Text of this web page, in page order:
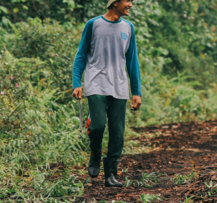
FORLIANCE unterstützte Sport-Thieme bei
Sumatra Merang Peatland Restoration
im indonesischen Merang, schützt eines der
bekämpft die Degradierung durch illegale
Wiederaufforstung bei, unterstützt die
verbesserte Gesundheitsversorgung, neue